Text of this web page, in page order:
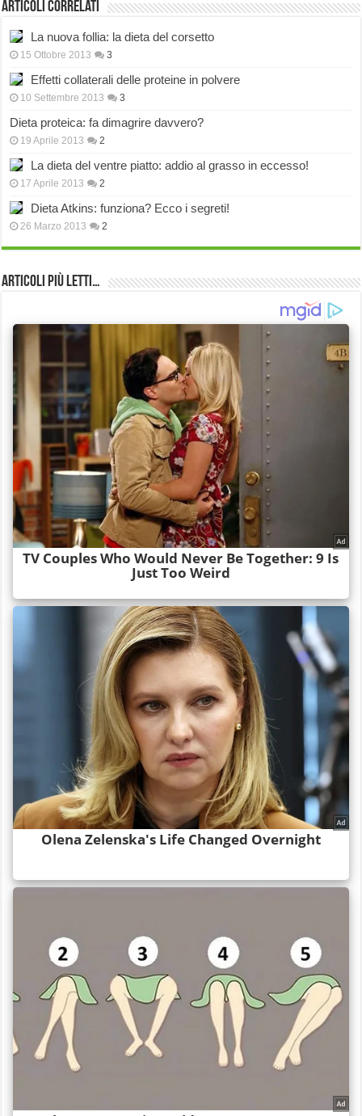
Articoli correlati
La nuova follia: la dieta del corsetto
15 Ottobre 2013 3
Effetti collaterali delle proteine in polvere
10 Settembre 2013 3
Dieta proteica: fa dimagrire davvero?
19 Aprile 2013 2
La dieta del ventre piatto: addio al grasso in eccesso!
17 Aprile 2013 2
Dieta Atkins: funziona? Ecco i segreti!
26 Marzo 2013 2
Articoli più Letti…